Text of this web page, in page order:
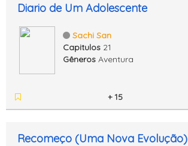
Diario de Um Adolescente
Sachi San
Capitulos 21
Gêneros Aventura
+ 15
Recomeço (Uma Nova Evolução)